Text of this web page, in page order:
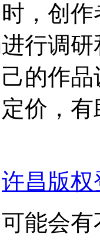
，创
行调
的作
价，
许昌版权
能会